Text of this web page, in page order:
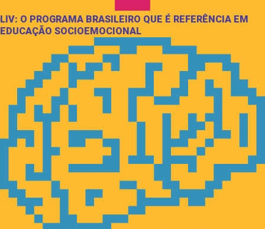
LIV: O PROGRAMA BRASILEIRO QUE É REFERÊNCIA EM
EDUCAÇÃO SOCIOEMOCIONAL